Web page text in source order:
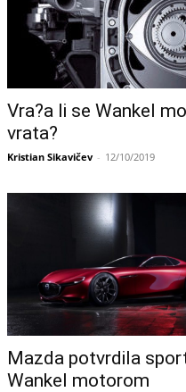
Vra?a li se Wankel
vrata?
Kristian Sikavičev - 12/10/2019
Mazda potvrdila
Wankel motorom